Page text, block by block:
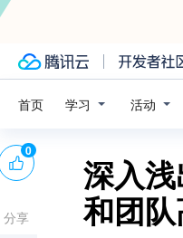
首页 学习 活动
深入
和团
0
分享